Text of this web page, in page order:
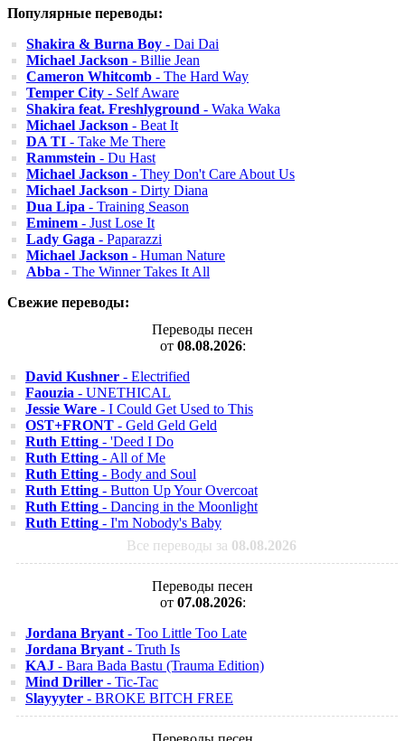
Популярные переводы:
Shakira & Burna Boy - Dai Dai
Michael Jackson - Billie Jean
Cameron Whitcomb - The Hard Way
Temper City - Self Aware
Shakira feat. Freshlyground - Waka Waka
Michael Jackson - Beat It
DA TI - Take Me There
Rammstein - Du Hast
Michael Jackson - They Don't Care About Us
Michael Jackson - Dirty Diana
Dua Lipa - Training Season
Eminem - Just Lose It
Lady Gaga - Paparazzi
Michael Jackson - Human Nature
Abba - The Winner Takes It All
Свежие переводы:
Переводы песен
от 08.08.2026:
David Kushner - Electrified
Faouzia - UNETHICAL
Jessie Ware - I Could Get Used to This
OST+FRONT - Geld Geld Geld
Ruth Etting - 'Deed I Do
Ruth Etting - All of Me
Ruth Etting - Body and Soul
Ruth Etting - Button Up Your Overcoat
Ruth Etting - Dancing in the Moonlight
Ruth Etting - I'm Nobody's Baby
Все переводы за 08.08.2026
Переводы песен
от 07.08.2026:
Jordana Bryant - Too Little Too Late
Jordana Bryant - Truth Is
KAJ - Bara Bada Bastu (Trauma Edition)
Mind Driller - Tic-Tac
Slayyyter - BROKE BITCH FREE